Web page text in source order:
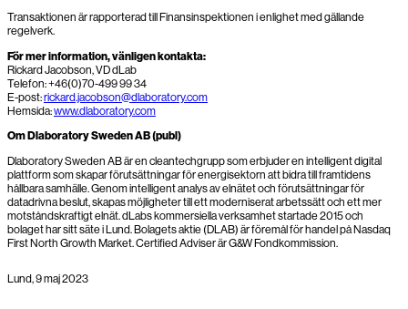
Transaktionen är rapporterad till Finansinspektionen i enlighet med gällande
regelverk.
För mer information, vänligen kontakta:
Rickard Jacobson, VD dLab
Telefon: +46(0)70-499 99 34
E-post:rickard.jacobson@dlaboratory.com
Hemsida:www.dlaboratory.com
Om Dlaboratory Sweden AB (publ)
Dlaboratory Sweden AB är en cleantechgrupp som erbjuder en intelligent digital
plattform som skapar förutsättningar för energisektorn att bidra till framtidens
hållbara samhälle. Genom intelligent analys av elnätet och förutsättningar för
datadrivna beslut, skapas möjligheter till ett moderniserat arbetssätt och ett mer
motståndskraftigt elnät. dLabs kommersiella verksamhet startade 2015 och
bolaget har sitt säte i Lund. Bolagets aktie (DLAB) är föremål för handel på Nasdaq
First North Growth Market. Certified Adviser är G&W Fondkommission.
Lund, 9 maj 2023